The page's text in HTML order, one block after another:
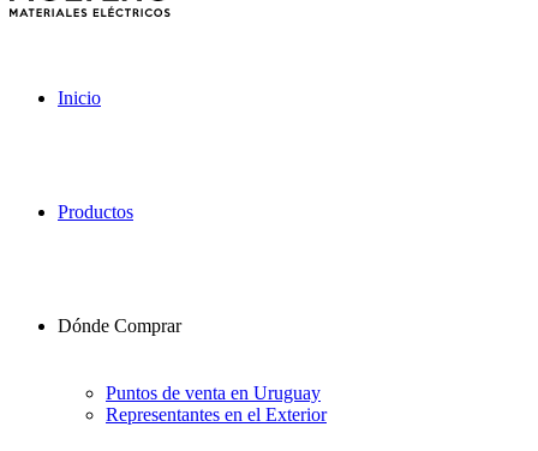
Inicio
Productos
Dónde Comprar
Puntos de venta en Uruguay
Representantes en el Exterior